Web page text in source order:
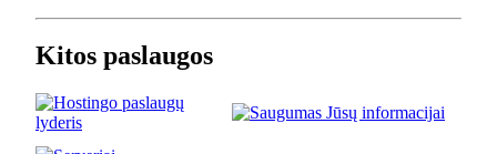
Kitos paslaugos